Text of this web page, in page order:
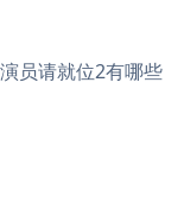
员请就位2有哪些